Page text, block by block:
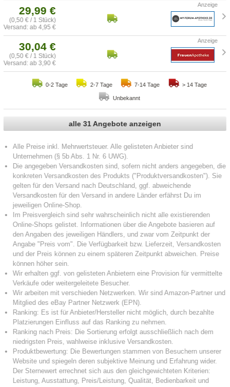
29,99 €
(0,50 € / 1 Stück)
Versand: ab 4,95 €
30,04 €
(0,50 € / 1 Stück)
Versand: ab 3,90 €
0-2 Tage 2-7 Tage 7-14 Tage > 14 Tage
Unbekannt
alle 31 Angebote anzeigen